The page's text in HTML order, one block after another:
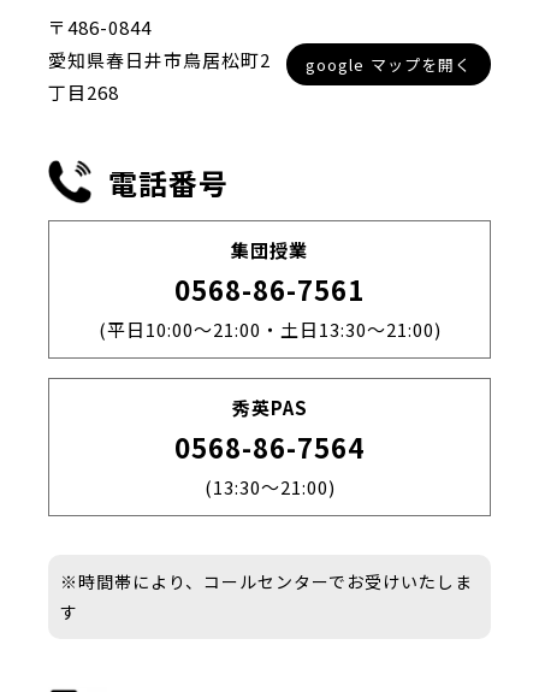
〒486-0844
愛知県春日井市鳥居松町2
丁目268
google マップを開く
電話番号
集団授業
0568-86-7561
(平日10:00～21:00・土日13:30～21:00)
秀英PAS
0568-86-7564
(13:30～21:00)
※時間帯により、コールセンターでお受けいたしま
す